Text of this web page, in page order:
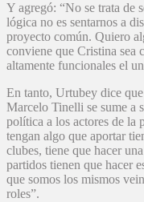
Y agregó: “No se trata de
lógica no es sentarnos a
proyecto común. Quiero
conviene que Cristina sea
altamente funcionales el
En tanto, Urtubey dice
Marcelo Tinelli se sume a
política a los actores de la
tengan algo que aportar
clubes, tiene que hacer
partidos tienen que hacer
que somos los mismos
roles”.